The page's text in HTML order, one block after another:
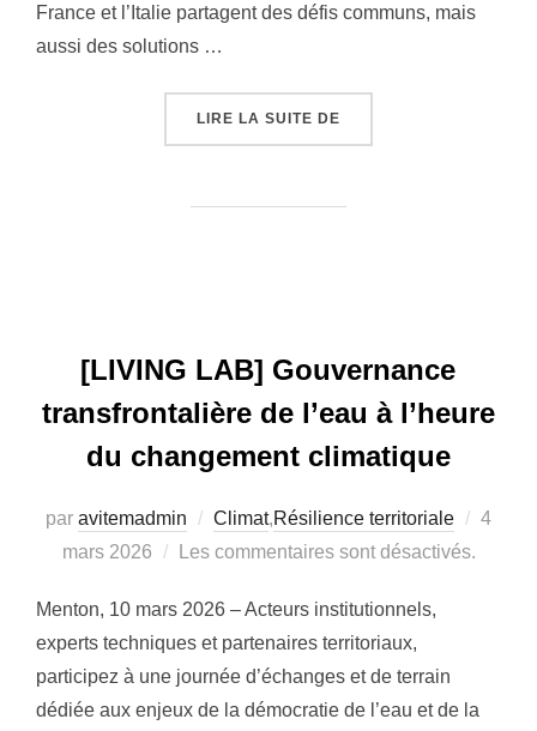
France et l’Italie partagent des défis communs, mais
aussi des solutions …
LIRE LA SUITE DE
[LIVING LAB] Gouvernance
transfrontalière de l’eau à l’heure
du changement climatique
par avitemadmin Climat,Résilience territoriale
Publié
4
mars 2026
Les commentaires sont désactivés.
Menton, 10 mars 2026 – Acteurs institutionnels,
experts techniques et partenaires territoriaux,
participez à une journée d’échanges et de terrain
dédiée aux enjeux de la démocratie de l’eau et de la